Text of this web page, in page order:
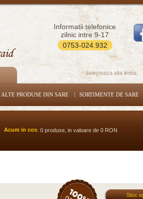
Informatii telefonice
zilnic intre 9-17
0753-024.932
ALTE PRODUSE DIN SARE | SORTIMENTE DE SARE
selecteaza alta limba
Acum in cos: 0 produse, in valoare de 0 RON
Stoc